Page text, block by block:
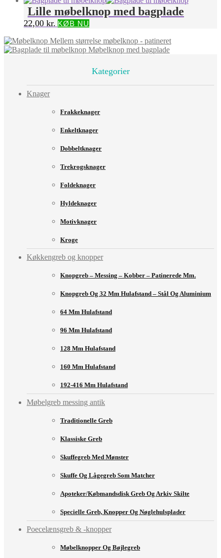
Lille møbelknop med bagplade
22,00 kr. KØB NU
Mellem størrelse møbelknop - patineret
Møbelknop med bagplade
Kategorier
Knager
Frakkeknager
Enkeltknager
Dobbeltknager
Trekrogsknager
Foldeknager
Hyldeknager
Motivknager
Kroge
Køkkengreb og knopper
Knopgreb – Messing – Kobber – Patinerede Mm.
Knopgreb Og 32 Mm Hulafstand – Stål Og Aluminium
64 Mm Hulafstand
96 Mm Hulafstand
128 Mm Hulafstand
160 Mm Hulafstand
192-416 Mm Hulafstand
Møbelgreb messing antik
Traditionelle Greb
Klassiske Greb
Skuffegreb Med Mønster
Skuffe Og Lågegreb Som Matcher
Apoteker/købmandsdisk Greb Og Arkiv Skilte
Specielle Greb, Knopper Og Nøglehulsplader
Poecelænsgreb & -knopper
Møbelknopper Og Bøjlegreb